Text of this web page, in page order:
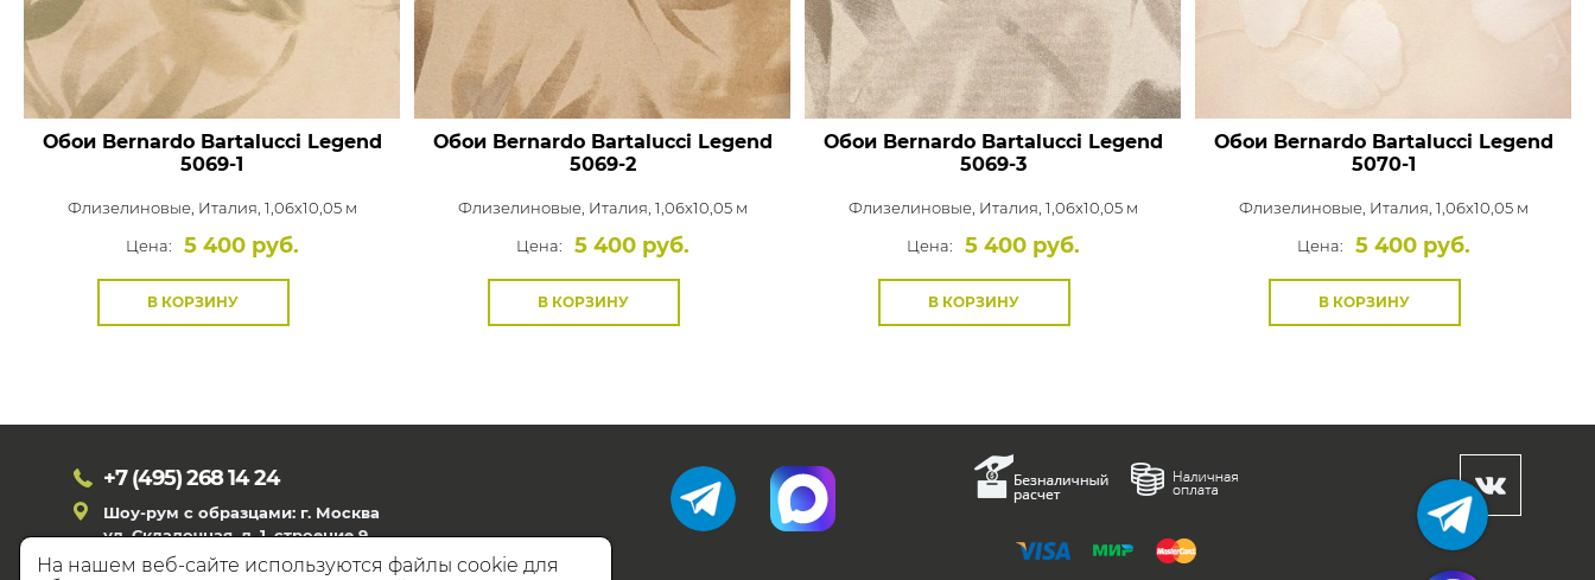
Обои Bernardo Bartalucci Legend
5069-1
Флизелиновые, Италия, 1,06x10,05 м
Цена:
5 400 руб.
В КОРЗИНУ
Обои Bernardo Bartalucci Legend
5069-2
Флизелиновые, Италия, 1,06x10,05 м
Цена:
5 400 руб.
В КОРЗИНУ
Обои Bernardo Bartalucci Legend
5069-3
Флизелиновые, Италия, 1,06x10,05 м
Цена:
5 400 руб.
В КОРЗИНУ
Обои Bernardo Bartalucci Legend
5070-1
Флизелиновые, Италия, 1,06x10,05 м
Цена:
5 400 руб.
В КОРЗИНУ
+7 (495)268 14 24
Шоу-рум с образцами: г. Москва
ул. Складочная, д. 1, строение 9
На нашем веб-сайте используются файлы cookie для